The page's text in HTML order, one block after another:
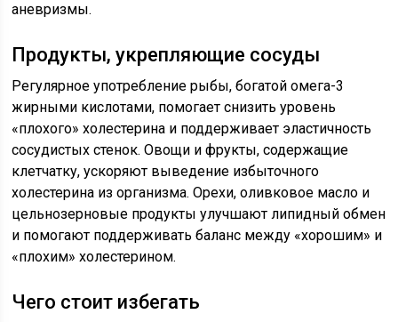
аневризмы.
Продукты, укрепляющие сосуды
Регулярное употребление рыбы, богатой омега-3
жирными кислотами, помогает снизить уровень
«плохого» холестерина и поддерживает эластичность
сосудистых стенок. Овощи и фрукты, содержащие
клетчатку, ускоряют выведение избыточного
холестерина из организма. Орехи, оливковое масло и
цельнозерновые продукты улучшают липидный обмен
и помогают поддерживать баланс между «хорошим» и
«плохим» холестерином.
Чего стоит избегать